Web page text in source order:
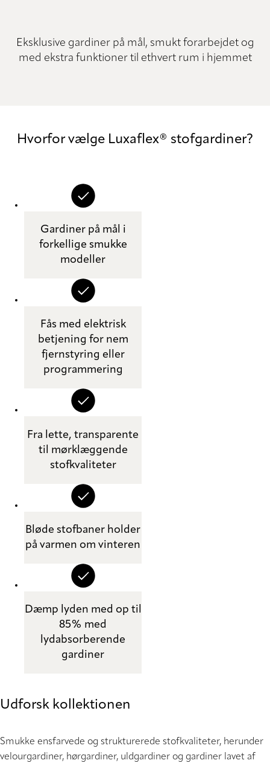
Eksklusive gardiner på mål, smukt forarbejdet og
med ekstra funktioner til ethvert rum i hjemmet
Hvorfor vælge Luxaflex® stofgardiner?
Gardiner på mål i
forkellige smukke
modeller
Fås med elektrisk
betjening for nem
fjernstyring eller
programmering
Fra lette, transparente
til mørklæggende
stofkvaliteter
Bløde stofbaner holder
på varmen om vinteren
Dæmp lyden med op til
85% med
lydabsorberende
gardiner
Udforsk kollektionen
Smukke ensfarvede og strukturerede stofkvaliteter, herunder
velourgardiner, hørgardiner, uldgardiner og gardiner lavet af